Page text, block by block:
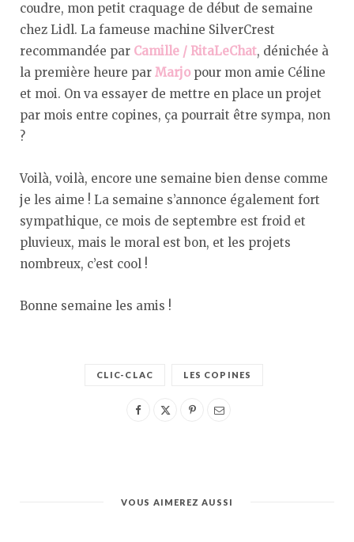
coudre, mon petit craquage de début de semaine
chez Lidl. La fameuse machine SilverCrest
recommandée par Camille / RitaLeChat, dénichée à
la première heure par Marjopour mon amie Céline
et moi. On va essayer de mettre en place un projet
par mois entre copines, ça pourrait être sympa, non
?
Voilà, voilà, encore une semaine bien dense comme
je les aime ! La semaine s’annonce également fort
sympathique, ce mois de septembre est froid et
pluvieux, mais le moral est bon, et les projets
nombreux, c’est cool !
Bonne semaine les amis !
CLIC-CLAC LES COPINES
VOUS AIMEREZ AUSSI